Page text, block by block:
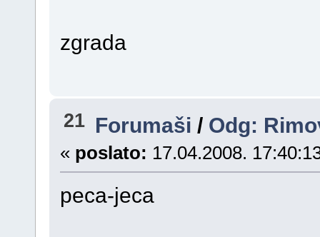
zgrada
21 Forumaši / Odg:
« poslato: 17.04.2008.
peca-jeca